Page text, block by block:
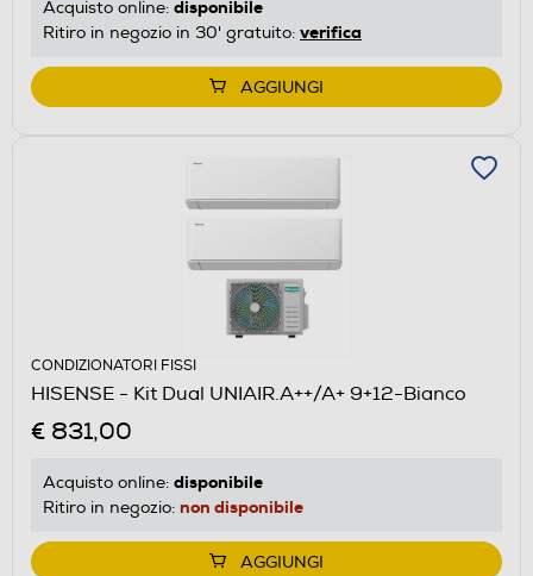
Acquisto online: disponibile
Ritiro in negozio in 30' gratuito: verifica
AGGIUNGI
CONDIZIONATORI FISSI
HISENSE - Kit Dual UNIAIR.A++/A+ 9+12-Bianco
€ 831,00
Acquisto online: disponibile
Ritiro in negozio: non disponibile
AGGIUNGI